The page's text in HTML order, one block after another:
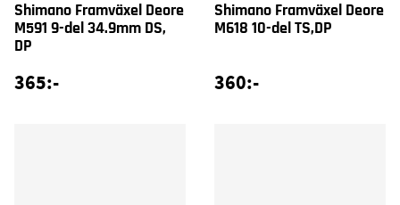
Shimano Framväxel Deore
M591 9-del 34.9mm DS,
DP
365:-
Shimano Framväxel Deore
M618 10-del TS,DP
360:-